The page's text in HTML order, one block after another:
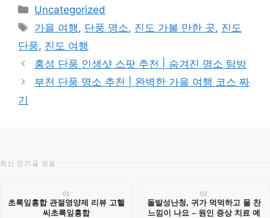
카
테
고
리
Uncategorized
태
그
가을 여행 , 단풍 명소, 진도 가볼 만한 곳, 진도
단풍, 진도 여행
홍성 단풍 인생샷 스팟 추천 | 숨겨진 명소 탐방
부천 단풍 명소 추천 | 완벽한 가을 여행 코스 짜
기
최신 인기글 모음
01
초록잎홍합 관절영양제 리뷰 고헬
씨초록잎홍합
02
돌발성난청, 귀가 먹먹하고 물 찬
느낌이 나요 – 원인 증상 치료 예